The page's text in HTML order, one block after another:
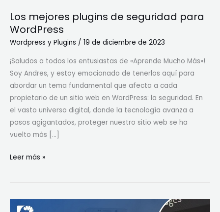
Los mejores plugins de seguridad para
WordPress
Wordpress y Plugins / 19 de diciembre de 2023
¡Saludos a todos los entusiastas de «Aprende Mucho Más»!
Soy Andres, y estoy emocionado de tenerlos aquí para
abordar un tema fundamental que afecta a cada
propietario de un sitio web en WordPress: la seguridad. En
el vasto universo digital, donde la tecnología avanza a
pasos agigantados, proteger nuestro sitio web se ha
vuelto más […]
Leer más »
Diferencias